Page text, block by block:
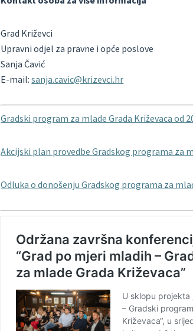
Grad Križevci
Upravni odjel za pravne i opće poslove
Sanja Čavić
E-mail:sanja.cavic@krizevci.hr
Gradski program za mlade Grada Križevaca od
Akcijski plan provedbe Gradskog programa za
Odluka o donošenju Gradskog programa za